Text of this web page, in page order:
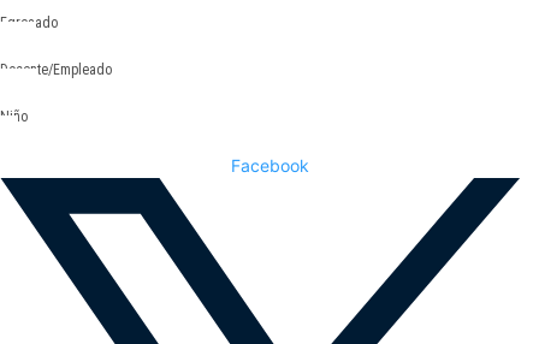
Egresado
Docente/Empleado
Niño
Facebook